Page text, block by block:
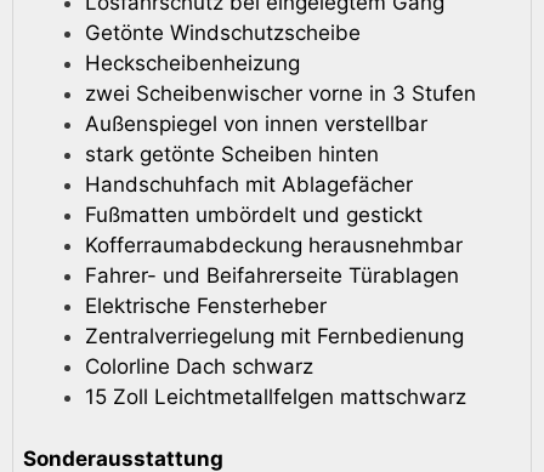
Getönte Windschutzscheibe
Heckscheibenheizung
zwei Scheibenwischer vorne in 3 Stufen
Außenspiegel von innen verstellbar
stark getönte Scheiben hinten
Handschuhfach mit Ablagefächer
Fußmatten umbördelt und gestickt
Kofferraumabdeckung herausnehmbar
Fahrer- und Beifahrerseite Türablagen
Elektrische Fensterheber
Zentralverriegelung mit Fernbedienung
Colorline Dach schwarz
15 Zoll Leichtmetallfelgen mattschwarz
Sonderausstattung